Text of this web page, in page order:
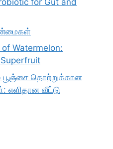
for Gut and
Watermelon:
Superfruit
பூஞ்சை தொற்றுக்கான
எளிதான வீட்டு